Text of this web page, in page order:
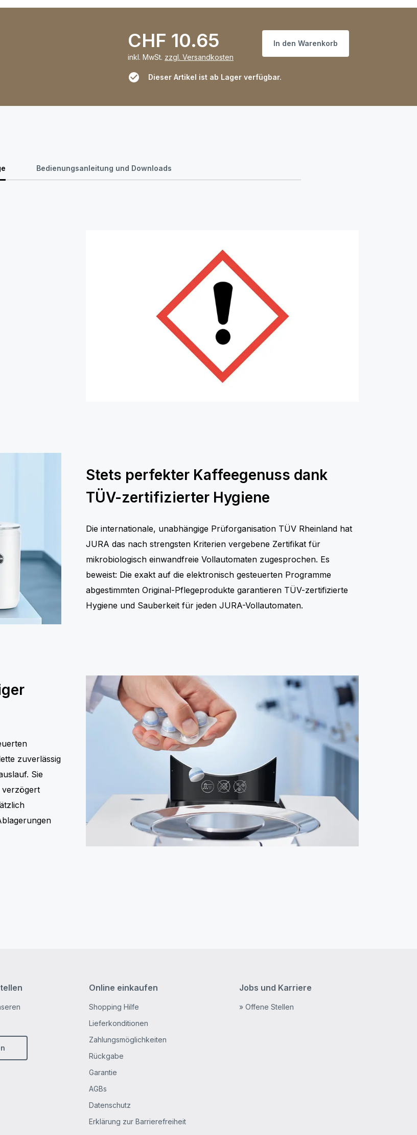
CHF 10.65
inkl. MwSt. zzgl. Versandkosten
In den Warenkorb
Dieser Artikel ist ab Lager verfügbar.
Bedienungsanleitung und Downloads
Stets perfekter Kaffeegenuss dank
TÜV-zertifizierter Hygiene
Die internationale, unabhängige Prüforganisation TÜV Rheinland hat
JURA das nach strengsten Kriterien vergebene Zertifikat für
mikrobiologisch einwandfreie Vollautomaten zugesprochen. Es
beweist: Die exakt auf die elektronisch gesteuerten Programme
abgestimmten Original-Pflegeprodukte garantieren TÜV-zertifizierte
Hygiene und Sauberkeit für jeden JURA-Vollautomaten.
zuverlässig
Sie
verzögert
Online einkaufen
Shopping Hilfe
Lieferkonditionen
Zahlungsmöglichkeiten
Rückgabe
Garantie
AGBs
Datenschutz
Erklärung zur Barrierefreiheit
Jobs und Karriere
» Offene Stellen